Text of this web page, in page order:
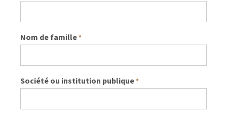
Nom de famille*
Société ou institution publique*